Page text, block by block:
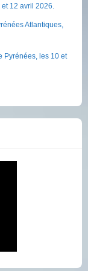
et 12 avril 2026.
Atlantiques,
Pyrénées, les 10 et